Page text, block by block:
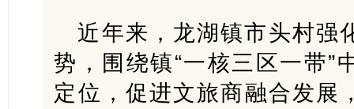
近年来，龙湖镇市头村强
势，围绕镇“一核三区一带”
定位，促进文旅商融合发展